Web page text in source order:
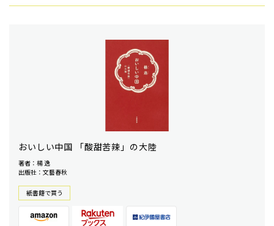
おいしい中国 「酸甜苦辣」の大陸
著者：楊 逸
出版社：文藝春秋
紙書籍で買う